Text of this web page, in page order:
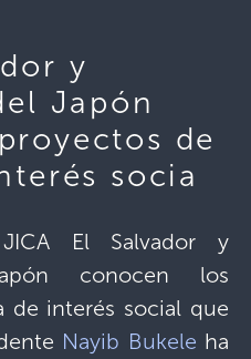
y
Japón
de
socia
El Salvador y
conocen los
de interés social que
Nayib Bukele ha